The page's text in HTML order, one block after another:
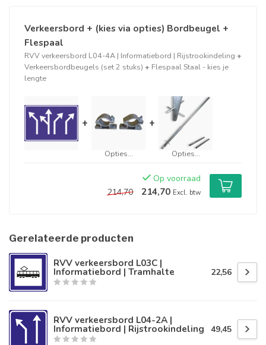
Verkeersbord + (kies via opties) Bordbeugel +
Flespaal
RVV verkeersbord L04-4A | Informatiebord | Rijstrookindeling +
Verkeersbordbeugels (set 2 stuks) + Flespaal Staal - kies je
lengte
+
Opties...
+
Opties...
Op voorraad
214,70
214,70 Excl. btw
Gerelateerde producten
RVV verkeersbord L03C |
Informatiebord | Tramhalte 22,56
RVV verkeersbord L04-2A |
Informatiebord | Rijstrookindeling 49,45